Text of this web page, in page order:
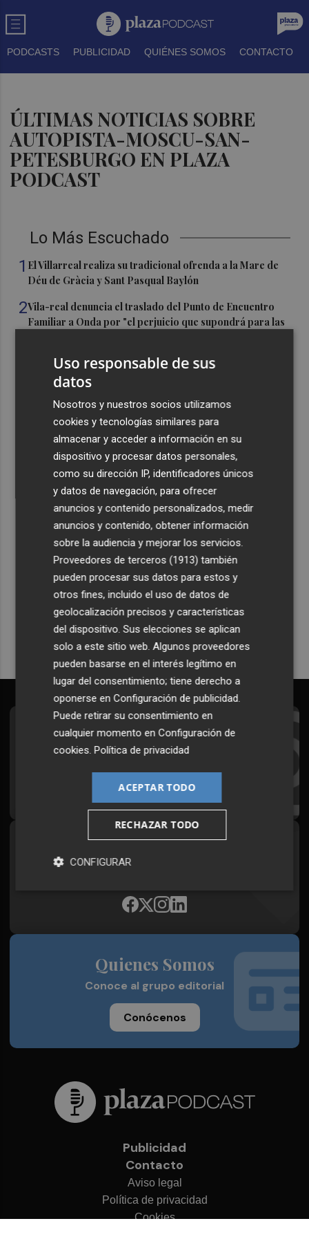
PODCASTS PUBLICIDAD QUIÉNES SOMOS CONTACTO
ÚLTIMAS NOTICIAS SOBRE
AUTOPISTA-MOSCU-SAN-
PETESBURGO EN PLAZA
PODCAST
Lo Más Escuchado
1 El Villarreal realiza su tradicional ofrenda a la Mare de
Déu de Gràcia y Sant Pasqual Baylón
2Vila-real denuncia el traslado del Punto de Encuentro
Familiar a Onda por "el perjuicio que supondrá para las
Oropesa ultima los preparativos para el eclipse total de
Sol y habilita cuatro puntos informativos
Castelló refuerza su comercio: inyectan 800.000 euros
para la nueva campaña de bonos comerciales
Castelló inicia la ejecución de la Manzana Albinegra con
el traslado de las pistas de pádel junto a Castalia
Recibe toda la actualidad de
Plaza Podcast en tu correo
Quiero suscribirme
Suscríbete al Boletín
Todos los días a primera hora en tu email
¡Quiero suscribirme!
Plaza Podcast, desde cualquier medio
Quienes Somos
Conoce al grupo editorial
Conócenos
Publicidad
Contacto
Aviso legal
Política de privacidad
Cookies
Uso responsable de sus
datos
Nosotros y nuestros socios utilizamos
cookies y tecnologías similares para
almacenar y acceder a información en su
dispositivo y procesar datos personales,
como su dirección IP, identificadores únicos
y datos de navegación, para ofrecer
anuncios y contenido personalizados, medir
anuncios y contenido, obtener información
sobre la audiencia y mejorar los servicios.
Proveedores de terceros (1913) también
pueden procesar sus datos para estos y
otros fines, incluido el uso de datos de
geolocalización precisos y características
del dispositivo. Sus elecciones se aplican
solo a este sitio web. Algunos proveedores
pueden basarse en el interés legítimo en
lugar del consentimiento; tiene derecho a
oponerse enConfiguración de publicidad
Puede retirar su consentimiento en
cualquier momento enConfiguración de
cookies .Política de privacidad
ACEPTAR TODO
RECHAZAR TODO
CONFIGURAR